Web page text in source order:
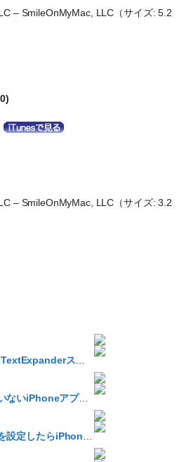
– SmileOnMyMac, LLC（サイズ: 5.2
– SmileOnMyMac, LLC（サイズ: 3.2
TextExpanderに対応していないiPhoneアプリでもTEを使いたい